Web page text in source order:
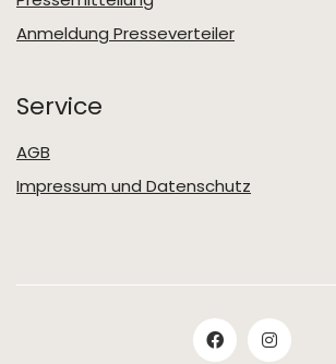
Anmeldung Presseverteiler
Service
AGB
Impressum und Datenschutz